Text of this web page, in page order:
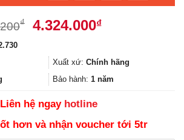
₫
Giá
5.766.200₫.
4.324.000₫Giá
là:
4.324.000₫.
Xuất xứ: Chính hãng
Bảo hành: 1 năm
Liên hệ ngay hotline
hơn và nhận voucher tới 5tr